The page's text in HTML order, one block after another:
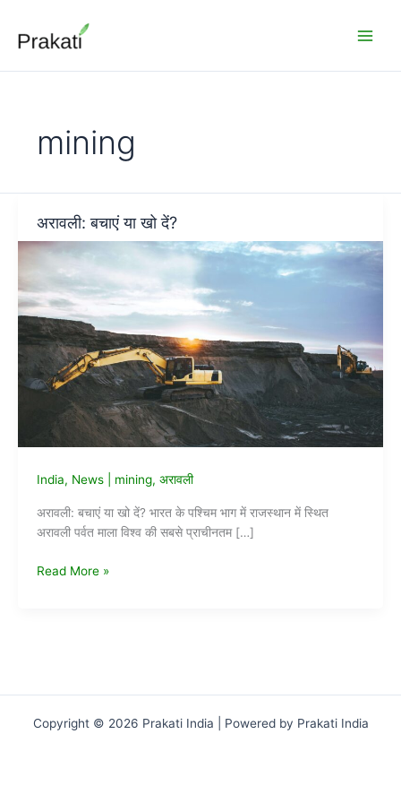
content
mining
अरावली: बचाएं या खो दें?
India, News| mining, अरावली
अरावली: बचाएं या खो दें? भारत के पश्चिम भाग में राजस्थान में स्थित
अरावली पर्वत माला विश्व की सबसे प्राचीनतम […]
अरावली:
Read More »
Copyright © 2026 Prakati India | Powered by Prakati India